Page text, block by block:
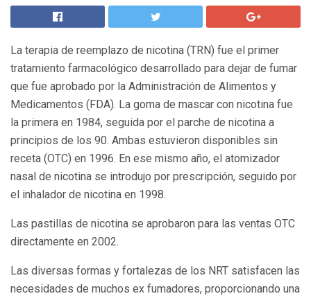
La terapia de reemplazo de nicotina (TRN) fue el primer
tratamiento farmacológico desarrollado para dejar de fumar
que fue aprobado por la Administración de Alimentos y
Medicamentos (FDA). La goma de mascar con nicotina fue
la primera en 1984, seguida por el parche de nicotina a
principios de los 90. Ambas estuvieron disponibles sin
receta (OTC) en 1996. En ese mismo año, el atomizador
nasal de nicotina se introdujo por prescripción, seguido por
el inhalador de nicotina en 1998.
Las pastillas de nicotina se aprobaron para las ventas OTC
directamente en 2002.
Las diversas formas y fortalezas de los NRT satisfacen las
necesidades de muchos ex fumadores, proporcionando una